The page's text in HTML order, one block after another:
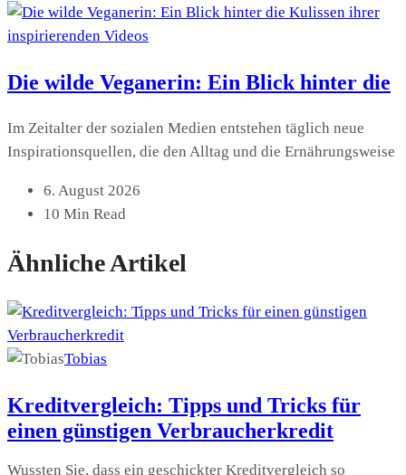
Die wilde Veganerin: Ein Blick hinter die
Im Zeitalter der sozialen Medien entstehen täglich neue
Inspirationsquellen, die den Alltag und die Ernährungsweise
6. August 2026
10 Min Read
Ähnliche Artikel
Tobias
Kreditvergleich: Tipps und Tricks für
einen günstigen Verbraucherkredit
Wussten Sie, dass ein geschickter Kreditvergleich so